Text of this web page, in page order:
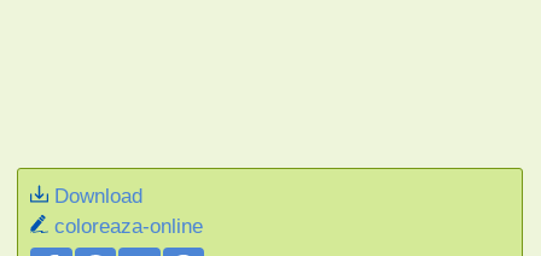
Download
coloreaza-online